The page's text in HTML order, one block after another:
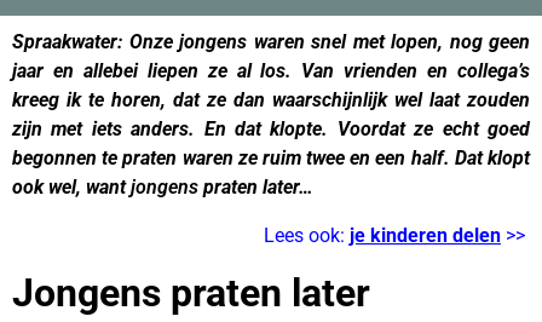
Spraakwater: Onze jongens waren snel met lopen, nog geen
jaar en allebei liepen ze al los. Van vrienden en collega’s
kreeg ik te horen, dat ze dan waarschijnlijk wel laat zouden
zijn met iets anders. En dat klopte. Voordat ze echt goed
begonnen te praten waren ze ruim twee en een half. Dat klopt
ook wel, wantjongens praten later…
Lees ook: je kinderen delen >>
Jongens praten later